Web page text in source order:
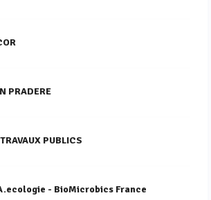
PRADERE
PUBLICS
- BioMicrobics France